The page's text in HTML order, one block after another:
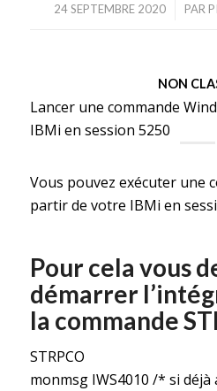
24 SEPTEMBRE 2020
/ PAR
NON
Lancer une commande
IBMi en session 5250
Vous pouvez exécuter une
partir de votre IBMi en
Pour cela vous
démarrer
la commande
STRPCO
monmsg IWS4010 /* si